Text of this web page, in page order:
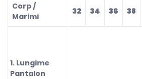
Corp /
Marimi
32 34 36 38
1. Lungime
Pantalon